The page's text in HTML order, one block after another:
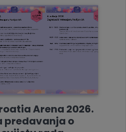
Arena 2026.
predavanja o